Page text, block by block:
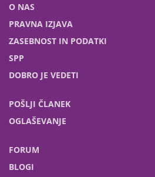
O NAS
PRAVNA IZJAVA
ZASEBNOST IN PODATKI
SPP
DOBRO JE VEDETI
POŠLJI ČLANEK
OGLAŠEVANJE
FORUM
BLOGI